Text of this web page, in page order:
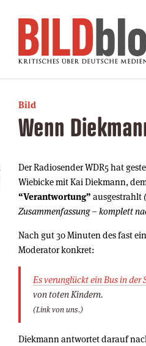
Bild
Wenn
Der Radiosender WDR5 hat
Wiebicke mit Kai Diekmann,
“Verantwortung” ausgestrahlt
Zusammenfassung – komplett
Nach gut 30 Minuten des fast
Moderator konkret:
Es verunglückt ein Bus in der
von toten Kindern.
(Link von uns.)
Diekmann antwortet darauf